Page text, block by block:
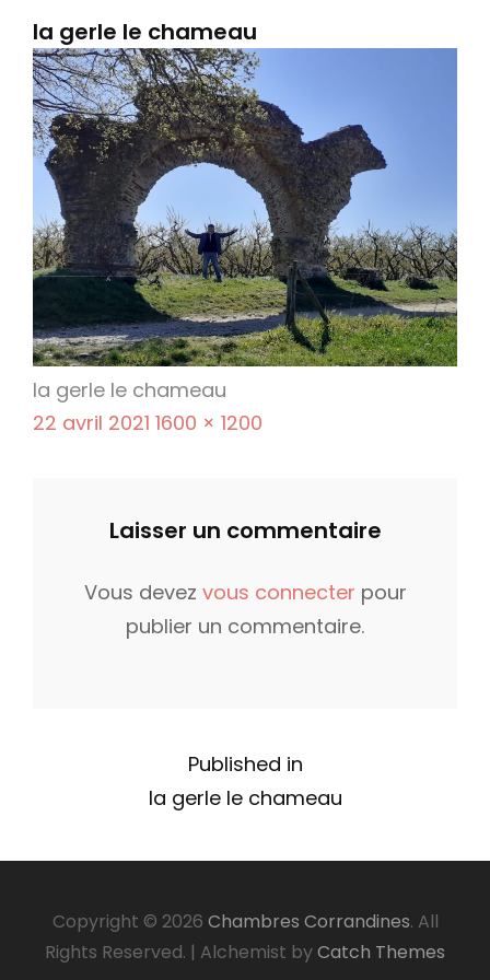
la gerle le chameau
la gerle le chameau
P
22 avril 2021 F
l
i
z
1600 × 1200
Laisser un commentaire
Vous devez vous connecter pour
publier un commentaire.
v
g
Published in
la gerle le chameau
Copyright © 2026 Chambres Corrandines. All
Rights Reserved. | Alchemist byCatch Themes